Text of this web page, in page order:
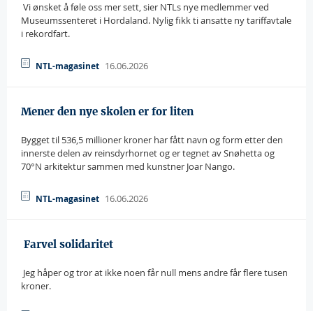
 Vi ønsket å føle oss mer sett, sier NTLs nye medlemmer ved
Museumssenteret i Hordaland. Nylig fikk ti ansatte ny tariffavtale
i rekordfart.
NTL-magasinet 16.06.2026
Mener den nye skolen er for liten
Bygget til 536,5 millioner kroner har fått navn og form etter den
innerste delen av reinsdyrhornet og er tegnet av Snøhetta og
70°N arkitektur sammen med kunstner Joar Nango.
NTL-magasinet 16.06.2026
 Farvel solidaritet
 Jeg håper og tror at ikke noen får null mens andre får flere tusen
kroner.